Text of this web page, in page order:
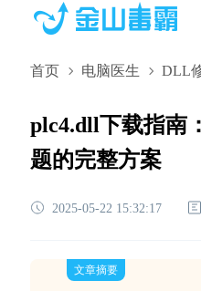
首页 电脑医生 DLL
plc4.dll下载指南
题的完整方案
2025-05-22 15:32:17
文章摘要